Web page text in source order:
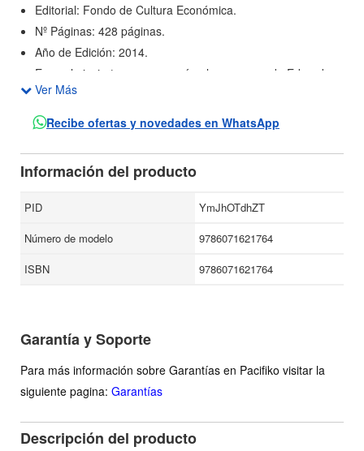
Editorial: Fondo de Cultura Económica.
Nº Páginas: 428 páginas.
Año de Edición: 2014.
En suelo incierto, ensayos reúne los ensayos de Eduardo
Milán que aparecieron en los libros Resistir (FCE, 2004),
Justificación material (2004), Un ensayo sobre poesía
Todos ellos tratan sobre el pensamiento del presente
poético, la poesía latinoamericana y la poesía en sí misma
Ver Más
Recibe ofertas y novedades en WhatsApp
Información del producto
PID
YmJhOTdhZT
Número de modelo
9786071621764
ISBN
9786071621764
Garantía y Soporte
Para más información sobre Garantías en Pacifiko visitar la
siguiente pagina: Garantías
Descripción del producto